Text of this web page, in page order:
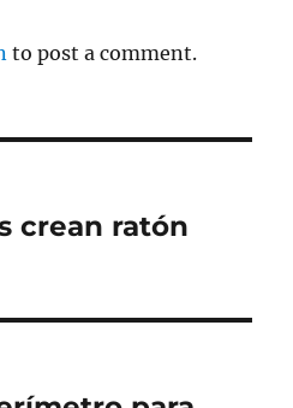
to post a comment.
crean ratón